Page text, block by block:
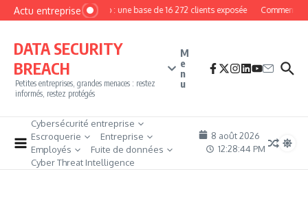
Aller au contenu
Actu entrepriseMyPhoto : une base de 16 272 clients exposée Comment
DATA SECURITY
BREACH
Petites entreprises, grandes menaces : restez
informés, restez protégés
M
e
n
u
Cybersécurité entreprise
Escroquerie
Entreprise
Employés
Fuite de données
Cyber Threat Intelligence
8 août 2026
12:28:45 PM